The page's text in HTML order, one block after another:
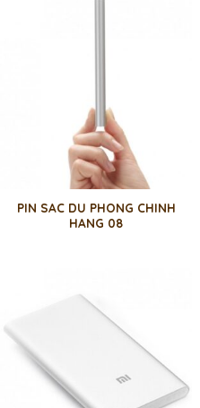
PIN SAC DU PHONG CHINH
HANG 08